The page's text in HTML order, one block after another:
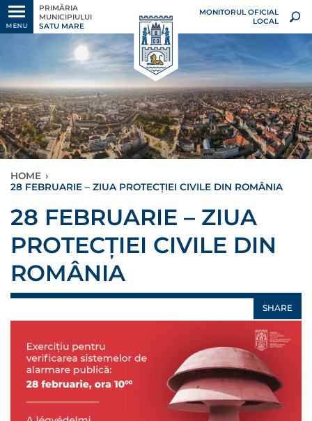
MENU
PRIMĂRIA
MUNICIPIULUI
SATU MARE
MONITORUL OFICIAL
LOCAL
HOME ›
28 FEBRUARIE – ZIUA PROTECȚIEI CIVILE DIN ROMÂNIA
28 FEBRUARIE – ZIUA
PROTECȚIEI CIVILE DIN
ROMÂNIA
SHARE